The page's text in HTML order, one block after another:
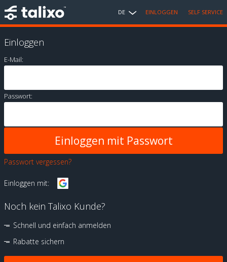
DE EINLOGGEN SELF SERVICE
Einloggen
E-Mail:
Passwort:
Passwort vergessen?
Einloggen mit:
Noch kein Talixo Kunde?
Schnell und einfach anmelden
Rabatte sichern